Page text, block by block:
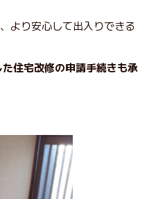
より安心して出入りできる
住宅改修の申請手続きも承